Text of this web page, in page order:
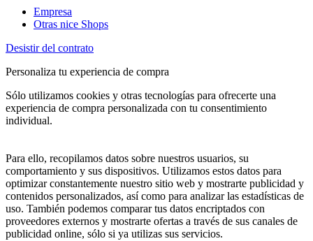
Empresa
Otras nice Shops
Desistir del contrato
Personaliza tu experiencia de compra
Sólo utilizamos cookies y otras tecnologías para ofrecerte una
experiencia de compra personalizada con tu consentimiento
individual.
Para ello, recopilamos datos sobre nuestros usuarios, su
comportamiento y sus dispositivos. Utilizamos estos datos para
optimizar constantemente nuestro sitio web y mostrarte publicidad y
contenidos personalizados, así como para analizar las estadísticas de
uso. También podemos comparar tus datos encriptados con
proveedores externos y mostrarte ofertas a través de sus canales de
publicidad online, sólo si ya utilizas sus servicios.